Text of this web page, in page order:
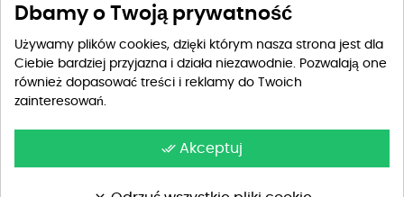
Dbamy o Twoją prywatność
Używamy plików cookies, dzięki którym nasza strona jest dla
Ciebie bardziej przyjazna i działa niezawodnie. Pozwalają one
również dopasować treści i reklamy do Twoich
zainteresowań.
done_all Akceptuj